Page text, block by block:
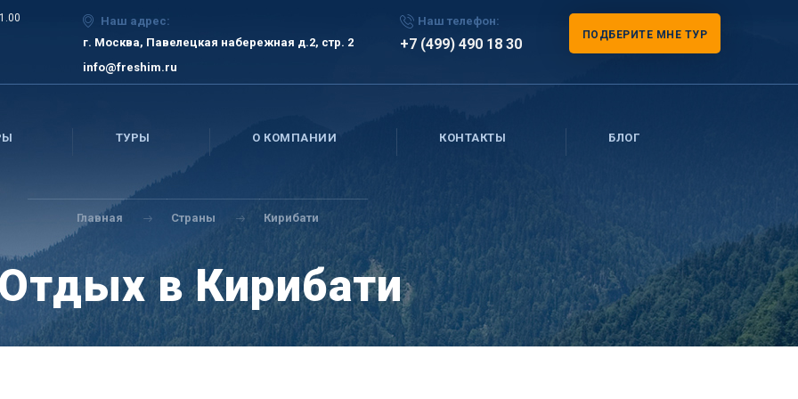
Наш адрес:
г. Москва, Павелецкая набережная д.2, стр. 2
info@freshim.ru
Наш телефон:
+7 (499) 490 18 30
ПОДБЕРИТЕ МНЕ ТУР
ТУРЫ О КОМПАНИИ КОНТАКТЫ БЛОГ
Главная Страны Кирибати
Отдых в Кирибати